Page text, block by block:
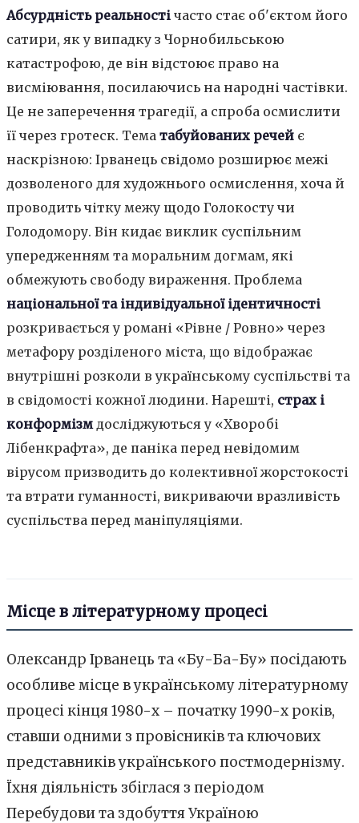
Абсурдність реальності часто стає об'єктом його
сатири, як у випадку з Чорнобильською
катастрофою, де він відстоює право на
висміювання, посилаючись на народні частівки.
Це не заперечення трагедії, а спроба осмислити
її через гротеск. Тема табуйованих речей є
наскрізною: Ірванець свідомо розширює межі
дозволеного для художнього осмислення, хоча й
проводить чітку межу щодо Голокосту чи
Голодомору. Він кидає виклик суспільним
упередженням та моральним догмам, які
обмежують свободу вираження. Проблема
національної та індивідуальної ідентичності
розкривається у романі «Рівне / Ровно» через
метафору розділеного міста, що відображає
внутрішні розколи в українському суспільстві та
в свідомості кожної людини. Нарешті, страх і
конформізм досліджуються у «Хворобі
Лібенкрафта», де паніка перед невідомим
вірусом призводить до колективної жорстокості
та втрати гуманності, викриваючи вразливість
суспільства перед маніпуляціями.
Місце в літературному процесі
Олександр Ірванець та «Бу-Ба-Бу» посідають
особливе місце в українському літературному
процесі кінця 1980-х – початку 1990-х років,
ставши одними з провісників та ключових
представників українського постмодернізму.
Їхня діяльність збіглася з періодом
Перебудови та здобуття Україною